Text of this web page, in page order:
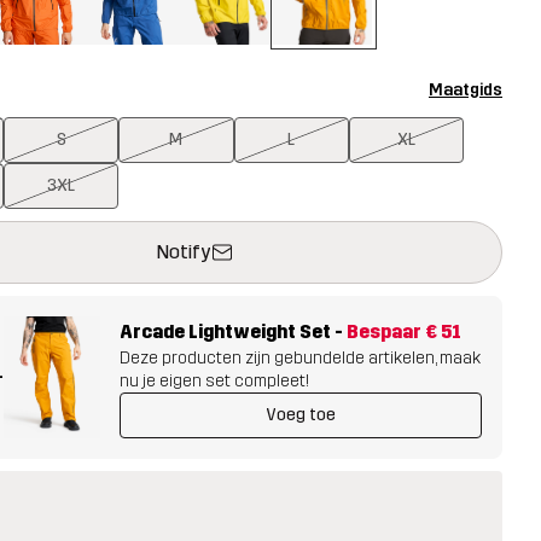
Maatgids
S M L XL
3XL
Notify
een modal met de bevestiging van een nieuw item in het
Arcade Lightweight Set - Bespaar € 51
Deze producten zijn gebundelde artikelen, maak
nu je eigen set compleet!
Voeg toe